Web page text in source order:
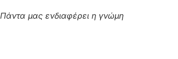
Πάντα μας ενδιαφέρει η γνώμη